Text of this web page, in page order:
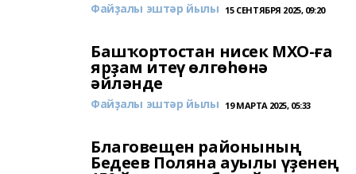
Файҙалы эштәр йылы 15 СЕНТЯБРЯ 2025, 09:20
Башҡортостан нисек МХО-ға
ярҙам итеү өлгөһөнә
әйләнде
Файҙалы эштәр йылы 19 МАРТА 2025, 05:33
Благовещен районының
Бедеев Поляна ауылы үҙенең